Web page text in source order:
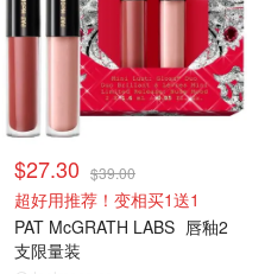
$27.30 $39.00
超好用推荐！变相买1送1
PAT McGRATH LABS 唇釉2
支限量装